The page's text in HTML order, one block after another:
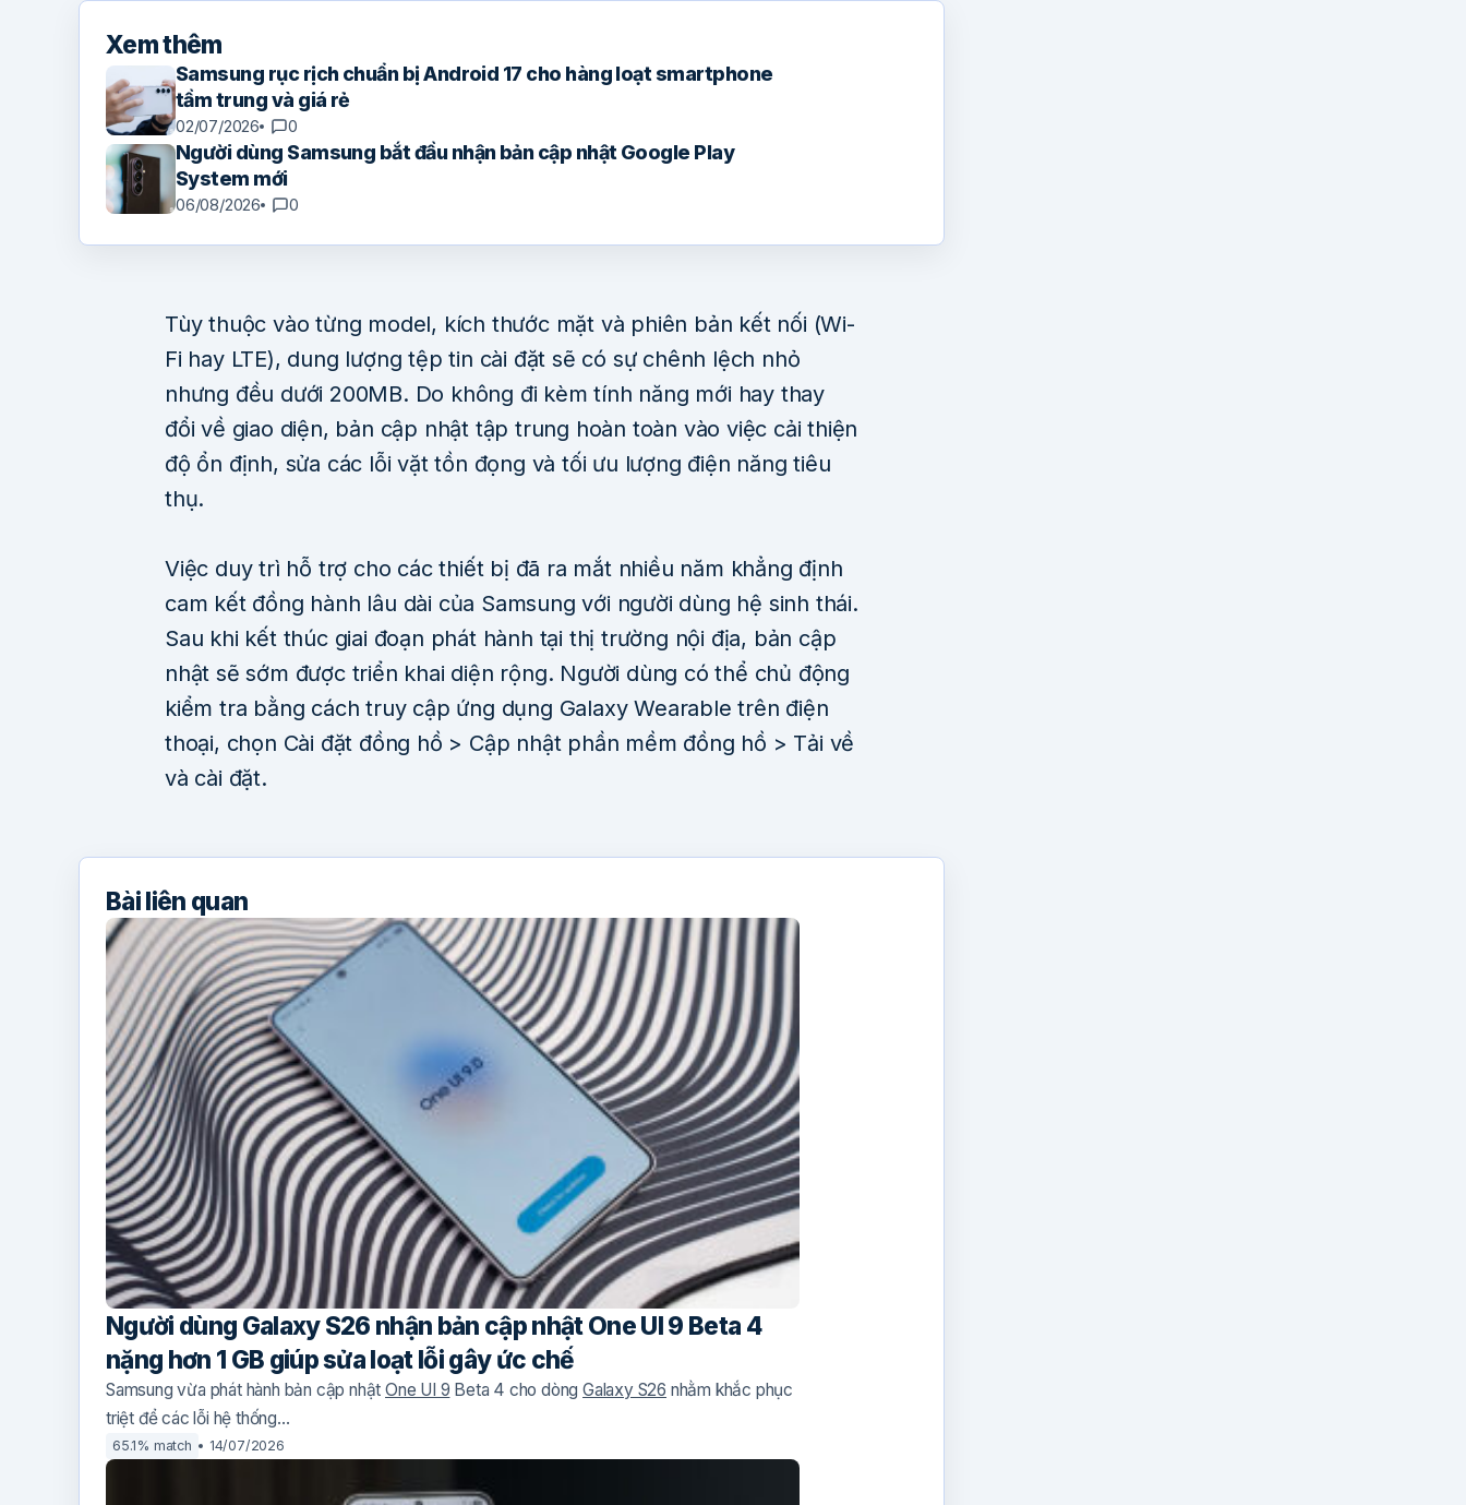
Xem thêm
Samsung rục rịch chuẩn bị Android 17 cho hàng loạt smartphone
tầm trung và giá rẻ
02/07/2026 0
Người dùng Samsung bắt đầu nhận bản cập nhật Google Play
System mới
06/08/2026 0
Tùy thuộc vào từng model, kích thước mặt và phiên bản kết nối (Wi-
Fi hay LTE), dung lượng tệp tin cài đặt sẽ có sự chênh lệch nhỏ
nhưng đều dưới 200MB. Do không đi kèm tính năng mới hay thay
đổi về giao diện, bản cập nhật tập trung hoàn toàn vào việc cải thiện
độ ổn định, sửa các lỗi vặt tồn đọng và tối ưu lượng điện năng tiêu
thụ.
Việc duy trì hỗ trợ cho các thiết bị đã ra mắt nhiều năm khẳng định
cam kết đồng hành lâu dài của Samsung với người dùng hệ sinh thái.
Sau khi kết thúc giai đoạn phát hành tại thị trường nội địa, bản cập
nhật sẽ sớm được triển khai diện rộng. Người dùng có thể chủ động
kiểm tra bằng cách truy cập ứng dụng Galaxy Wearable trên điện
thoại, chọn Cài đặt đồng hồ > Cập nhật phần mềm đồng hồ > Tải về
và cài đặt.
Bài liên quan
Người dùng Galaxy S26 nhận bản cập nhật One UI 9 Beta 4
nặng hơn 1 GB giúp sửa loạt lỗi gây ức chế
Samsung vừa phát hành bản cập nhậtOne UI 9 Beta 4 cho dòngGalaxy S26 nhằm khắc phục
triệt để các lỗi hệ thống…
65.1% match 14/07/2026